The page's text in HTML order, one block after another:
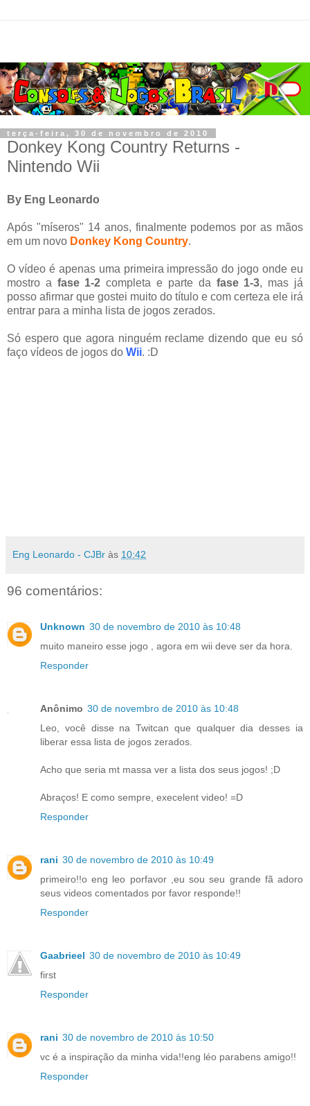
terça-feira, 30 de novembro de 2010
Donkey Kong Country Returns -
Nintendo Wii
By Eng Leonardo
Após "míseros" 14 anos, finalmente podemos por as mãos
em um novo Donkey Kong Country.
O vídeo é apenas uma primeira impressão do jogo onde eu
mostro a fase 1-2 completa e parte da fase 1-3, mas já
posso afirmar que gostei muito do título e com certeza ele irá
entrar para a minha lista de jogos zerados.
Só espero que agora ninguém reclame dizendo que eu só
faço vídeos de jogos do Wii. :D
Eng Leonardo - CJBr às 10:42
96 comentários:
Unknown 30 de novembro de 2010 às 10:48
muito maneiro esse jogo , agora em wii deve ser da hora.
Responder
Anônimo 30 de novembro de 2010 às 10:48
Leo, você disse na Twitcan que qualquer dia desses ia
liberar essa lista de jogos zerados.
Acho que seria mt massa ver a lista dos seus jogos! ;D
Abraços! E como sempre, execelent video! =D
Responder
rani 30 de novembro de 2010 às 10:49
primeiro!!o eng leo porfavor ,eu sou seu grande fã adoro
seus videos comentados por favor responde!!
Responder
Gaabrieel 30 de novembro de 2010 às 10:49
first
Responder
rani 30 de novembro de 2010 às 10:50
vc é a inspiração da minha vida!!eng léo parabens amigo!!
Responder